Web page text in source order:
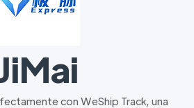
con WeShip Track, una